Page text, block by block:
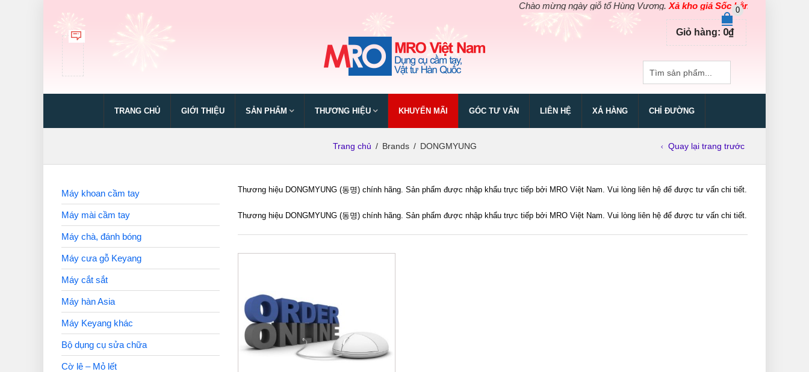
Chào mừng ngày giỗ tổ Hùng Vương.Xả kho giá Sốc bằng giá Gốc
0
Giỏ hàng: 0₫
TRANG CHỦ GIỚI THIỆU SẢN PHẨM THƯƠNG HIỆU KHUYẾN MÃI GÓC TƯ VẤN LIÊN HỆ XẢ HÀNG CHỈ ĐƯỜNG
Trang chủ / Brands / DONGMYUNG Quay lại trang trước
Thương hiệu DONGMYUNG (동명) chính hãng. Sản phẩm được nhập khẩu trực tiếp bởi MRO Việt Nam. Vui lòng liên hệ để được tư vấn chi tiết.
Thương hiệu DONGMYUNG (동명) chính hãng. Sản phẩm được nhập khẩu trực tiếp bởi MRO Việt Nam. Vui lòng liên hệ để được tư vấn chi tiết.
Máy khoan cầm tay
Máy mài cầm tay
Máy chà, đánh bóng
Máy cưa gỗ Keyang
Máy cắt sắt
Máy hàn Asia
Máy Keyang khác
Bộ dụng cụ sửa chữa
Cờ lê – Mỏ lết